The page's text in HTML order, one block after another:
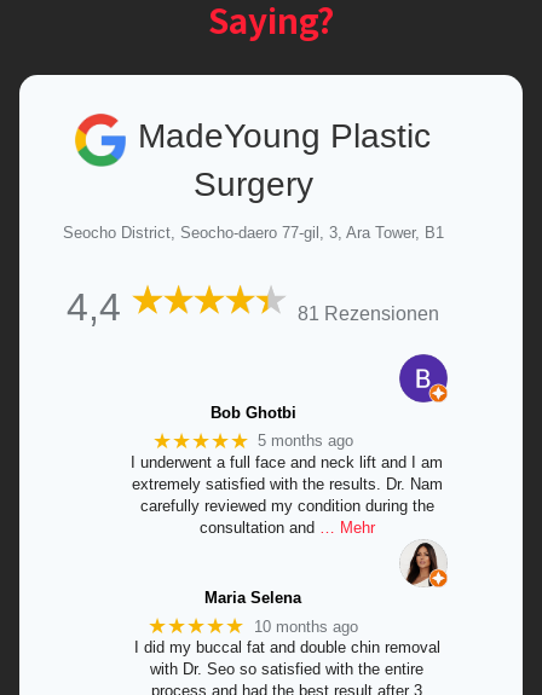
Saying?
MadeYoung Plastic
Surgery
Seocho District, Seocho-daero 77-gil, 3, Ara Tower, B1
4,4 81 Rezensionen
Bob Ghotbi
★★★★★ 5 months ago
I underwent a full face and neck lift and I am
extremely satisfied with the results. Dr. Nam
carefully reviewed my condition during the
consultation and
… Mehr
Maria Selena
★★★★★
10 months ago
I did my buccal fat and double chin removal
with Dr. Seo so satisfied with the entire
process and had the best result after 3